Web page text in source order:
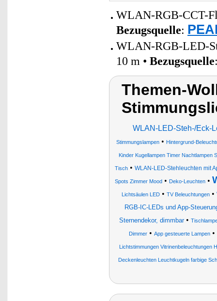
WLAN-RGB-CCT-
Bezugsquelle:
WLAN-RGB-LED-
10 m • Bezugsquelle
Themen-
WLAN-LED-Steh-/Eck-
Stimmungslampen • Hintergrund-
Kinder Kugellampen Timer Nachtlampen
Tisch• WLAN-LED-Stehleuchten mit
Spots Zimmer Mood • Deko-Leuchten •
Lichtsäulen LED• TV Beleuchtungen•
RGB-IC-LEDs und App-
Sternendekor, dimmbar•
Dimmer• App gesteuerte Lampen•
Lichtstimmungen Vitrinenbeleuchtungen
Deckenleuchten Leuchtkugeln farbige